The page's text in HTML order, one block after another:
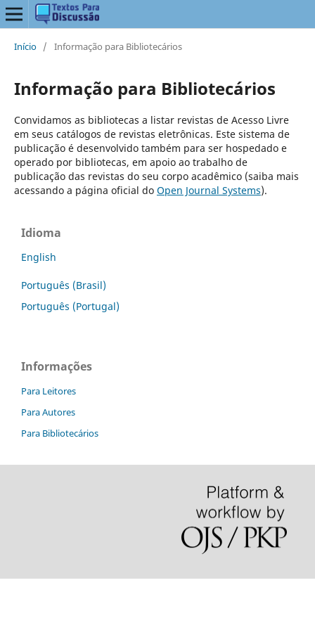
Início / Informação para Bibliotecários
Informação para Bibliotecários
Convidamos as bibliotecas a listar revistas de Acesso Livre
em seus catálogos de revistas eletrônicas. Este sistema de
publicação é desenvolvido também para ser hospedado e
operado por bibliotecas, em apoio ao trabalho de
publicação das revistas do seu corpo acadêmico (saiba mais
acessando a página oficial do Open Journal Systems).
Idioma
English
Português (Brasil)
Português (Portugal)
Informações
Para Leitores
Para Autores
Para Bibliotecários